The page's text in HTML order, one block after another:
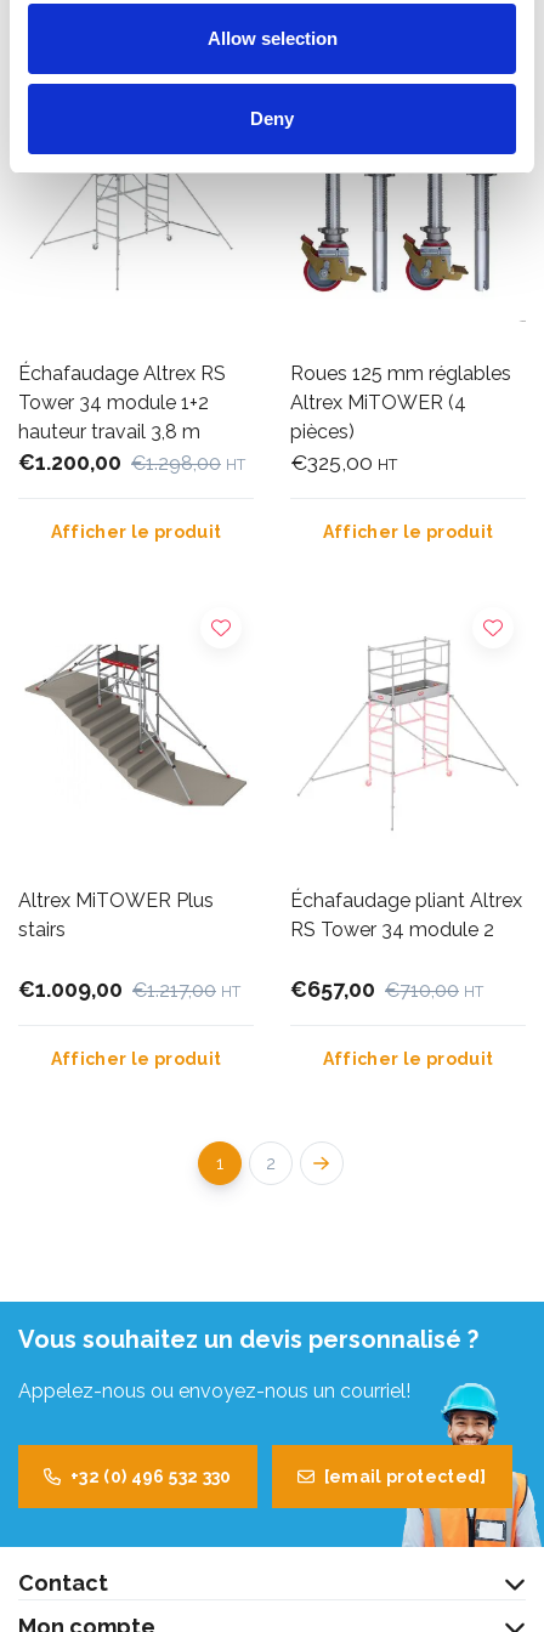
Allow selection
Deny
Afficher le produit
Échafaudage Altrex RS
Tower 34 module 1+2
hauteur travail 3,8 m
€1.200,00 €1.298,00 HT
Afficher le produit
Roues 125 mm réglables
Altrex MiTOWER (4
pièces)
€325,00 HT
Afficher le produit
Altrex MiTOWER Plus
stairs
€1.009,00 €1.217,00 HT
Afficher le produit
Échafaudage pliant Altrex
RS Tower 34 module 2
€657,00 €710,00 HT
Afficher le produit
1 2
Vous souhaitez un devis personnalisé ?
Appelez-nous ou envoyez-nous un courriel!
+32 (0) 496 532 330 [email protected]
Contact
Mon compte